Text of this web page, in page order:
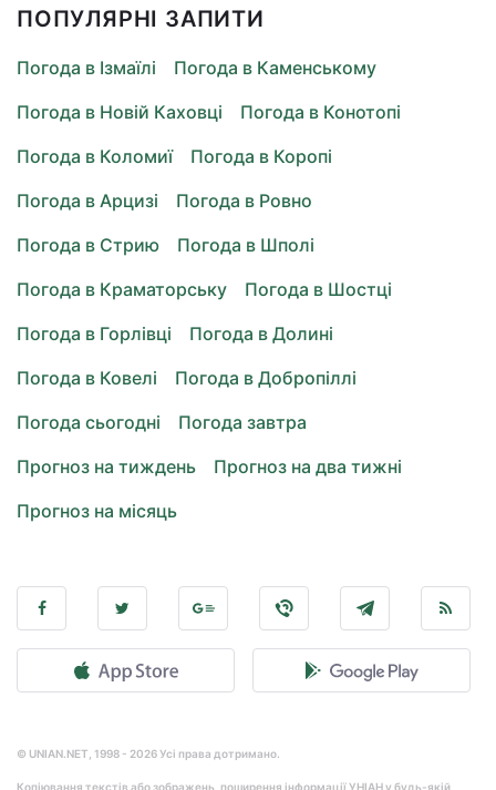
ПОПУЛЯРНІ ЗАПИТИ
Погода в Ізмаїлі
Погода в Каменському
Погода в Новій Каховці
Погода в Конотопі
Погода в Коломиї
Погода в Коропі
Погода в Арцизі
Погода в Ровно
Погода в Стрию
Погода в Шполі
Погода в Краматорську
Погода в Шостці
Погода в Горлівці
Погода в Долині
Погода в Ковелі
Погода в Добропіллі
Погода сьогодні
Погода завтра
Прогноз на тиждень
Прогноз на два тижні
Прогноз на місяць
© UNIAN.NET, 1998 - 2026 Усі права дотримано.
Копіювання текстів або зображень, поширення інформації УНІАН у будь-якій